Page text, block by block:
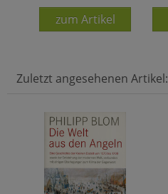
zum Artikel
Zuletzt angesehenen Artikel: